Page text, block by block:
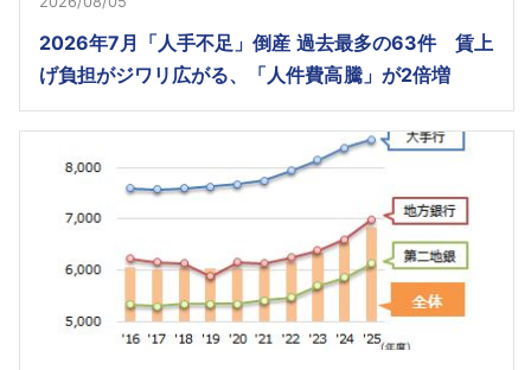
2026年7月「人手不足」倒産 過去最多の63件 賃上
げ負担がジワリ広がる、「人件費高騰」が2倍増